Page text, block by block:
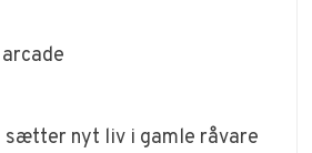
arcade
sætter nyt liv i gamle råvare